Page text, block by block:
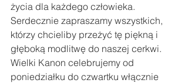
życia dla każdego człowieka.
Serdecznie zapraszamy wszystkich,
którzy chcieliby przeżyć tę piękną i
głęboką modlitwę do naszej cerkwi.
Wielki Kanon celebrujemy od
poniedziałku do czwartku włącznie